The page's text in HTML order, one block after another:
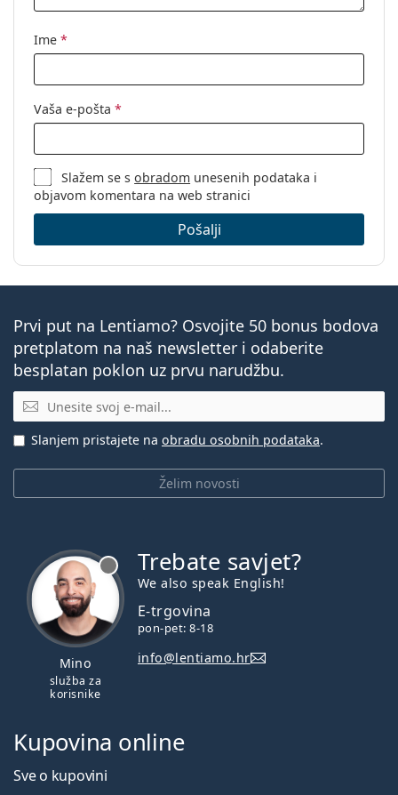
rožnice oka od negativnih učinaka ultraljubičastog
područje oko očiju, stoga je idealna zaštita od štetnog
sunčanih naočala.
Ovo je medicinski proizvod. Prije uporabe pročitajte
s lećama:
Ne
'iznutra-izvana':
Ne
Pakiranje
Leća u kutijici:
90
Težina:
232 g
Silikon-hidrogelne
Sferične i asferične leće
Ime *
Vaša e-pošta *
Slažem se sobradom unesenih podataka i
objavom komentara na web stranici
Pošalji
Prvi put na Lentiamo? Osvojite 50 bonus bodova
pretplatom na naš newsletter i odaberite
besplatan poklon uz prvu narudžbu.
E-mail
Želim novosti
Slanjem pristajete na obradu osobnih podataka.
Mino
služba za
korisnike
Trebate savjet?
We also speak English!
E-trgovina
pon-pet: 8-18
info@lentiamo.hr
Kupovina online
Sve o kupovini